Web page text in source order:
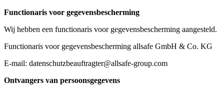
Functionaris voor gegevensbescherming
Wij hebben een functionaris voor gegevensbescherming aangesteld.
Functionaris voor gegevensbescherming allsafe GmbH & Co. KG
E-mail: datenschutzbeauftragter@allsafe-group.com
Ontvangers van persoonsgegevens